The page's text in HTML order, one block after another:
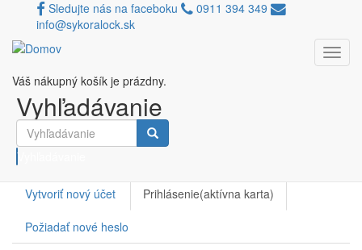
Sledujte nás na faceboku
0911 394 349
info@sykoralock.sk
Váš nákupný košík je prázdny.
Vyhľadávanie
Vyhľadávanie
Používateľský účet
Primárne
karty
Vytvoriť nový účet Prihlásenie(aktívna karta)
Požiadať nové heslo